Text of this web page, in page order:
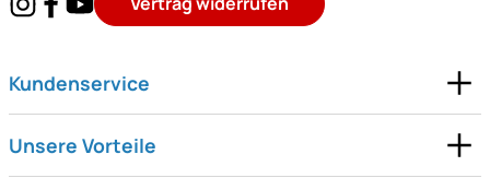
Kundenservice
Unsere Vorteile